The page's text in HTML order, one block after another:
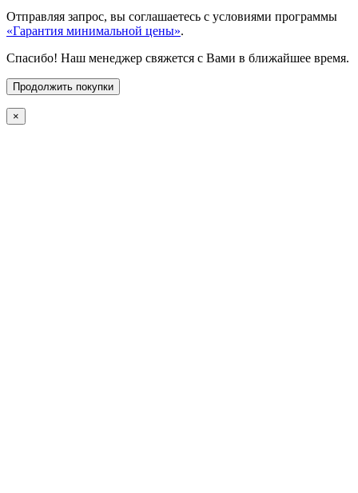
Отправляя запрос, вы соглашаетесь с условиями программы
«Гарантия минимальной цены».
Спасибо! Наш менеджер свяжется с Вами в ближайшее время.
Продолжить покупки
×